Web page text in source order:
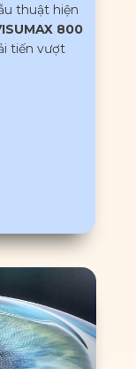
thuật hiện
800
tiến vượt